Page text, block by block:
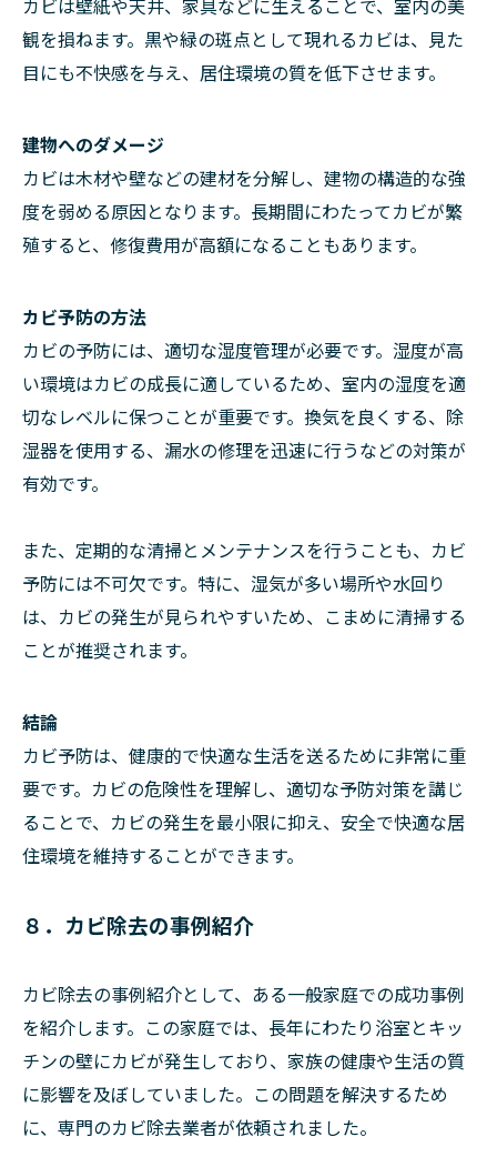
観を損ねます。黒や緑の斑点として現れるカビは、見た
目にも不快感を与え、居住環境の質を低下させます。
建物へのダメージ
カビは木材や壁などの建材を分解し、建物の構造的な強
度を弱める原因となります。長期間にわたってカビが繁
殖すると、修復費用が高額になることもあります。
カビ予防の方法
カビの予防には、適切な湿度管理が必要です。湿度が高
い環境はカビの成長に適しているため、室内の湿度を適
切なレベルに保つことが重要です。換気を良くする、除
湿器を使用する、漏水の修理を迅速に行うなどの対策が
有効です。
また、定期的な清掃とメンテナンスを行うことも、カビ
予防には不可欠です。特に、湿気が多い場所や水回り
は、カビの発生が見られやすいため、こまめに清掃する
ことが推奨されます。
結論
カビ予防は、健康的で快適な生活を送るために非常に重
要です。カビの危険性を理解し、適切な予防対策を講じ
ることで、カビの発生を最小限に抑え、安全で快適な居
住環境を維持することができます。
８．カビ除去の事例紹介
カビ除去の事例紹介として、ある一般家庭での成功事例
を紹介します。この家庭では、長年にわたり浴室とキッ
チンの壁にカビが発生しており、家族の健康や生活の質
に影響を及ぼしていました。この問題を解決するため
に、専門のカビ除去業者が依頼されました。